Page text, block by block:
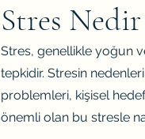
Stres Nedir
Stres, genellikle yoğun
tepkidir. Stresin nedenleri
problemleri, kişisel
önemli olan bu stresle